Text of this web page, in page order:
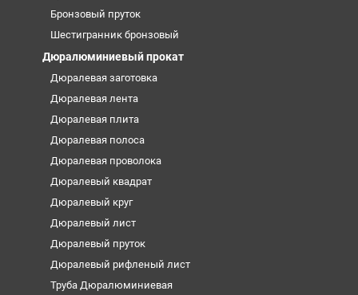
Бронзовый пруток
Шестигранник бронзовый
Дюралюминиевый прокат
Дюралевая заготовка
Дюралевая лента
Дюралевая плита
Дюралевая полоса
Дюралевая проволока
Дюралевый квадрат
Дюралевый круг
Дюралевый лист
Дюралевый пруток
Дюралевый рифленый лист
Труба Дюралюминиевая